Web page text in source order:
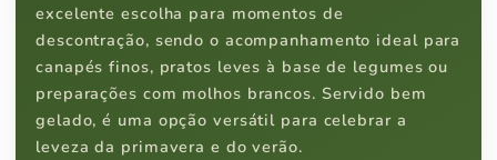
excelente escolha para momentos de
descontração, sendo o acompanhamento ideal para
canapés finos, pratos leves à base de legumes ou
preparações com molhos brancos. Servido bem
gelado, é uma opção versátil para celebrar a
leveza da primavera e do verão.